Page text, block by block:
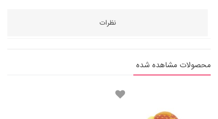
نظرات
محصولات مشاهده شده